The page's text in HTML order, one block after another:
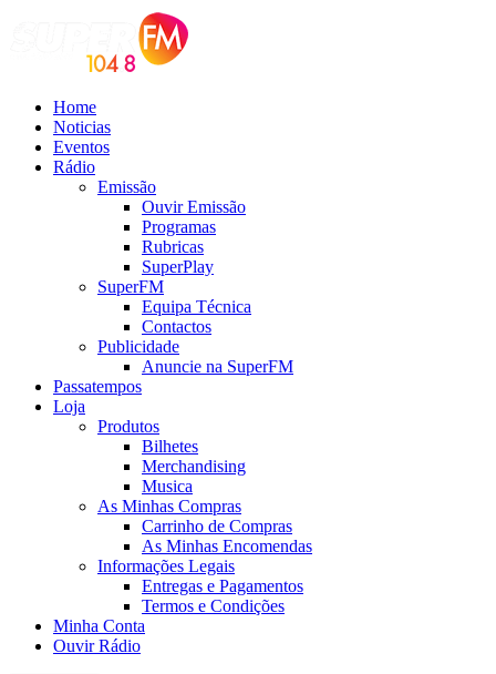
Home
Noticias
Eventos
Rádio
Emissão
Ouvir Emissão
Programas
Rubricas
SuperPlay
SuperFM
Equipa Técnica
Contactos
Publicidade
Anuncie na SuperFM
Passatempos
Loja
Produtos
Bilhetes
Merchandising
Musica
As Minhas Compras
Carrinho de Compras
As Minhas Encomendas
Informações Legais
Entregas e Pagamentos
Termos e Condições
Minha Conta
Ouvir Rádio